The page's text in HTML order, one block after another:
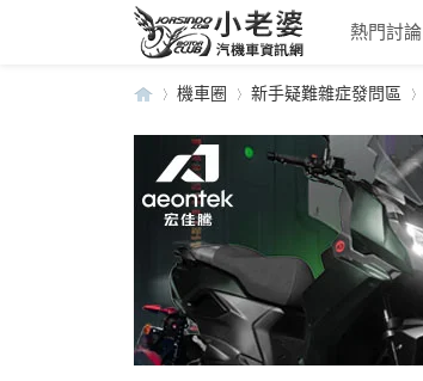
熱門討論
小›
機車圈
›
新手疑難雜症發問區
›